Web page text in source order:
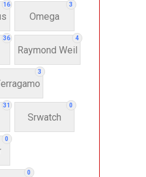
16 3
Omega
36 4
Raymond Weil
3
31 0
Srwatch
0
0